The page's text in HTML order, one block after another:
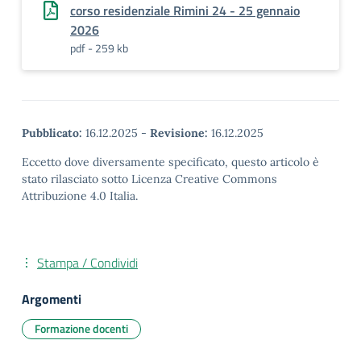
corso residenziale Rimini 24 - 25 gennaio
2026
pdf - 259 kb
Pubblicato: 16.12.2025 - Revisione: 16.12.2025
Eccetto dove diversamente specificato, questo articolo è
stato rilasciato sotto Licenza Creative Commons
Attribuzione 4.0 Italia.
Stampa / Condividi
Argomenti
Formazione docenti